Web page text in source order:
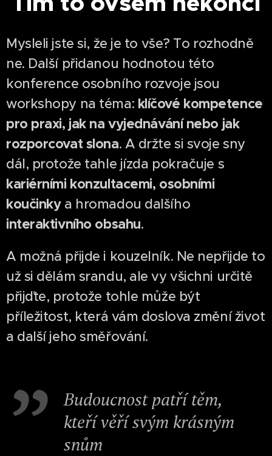
Mysleli jste si, že je to vše? To rozhodně
ne. Další přidanou hodnotou této
konference osobního rozvoje jsou
workshopy na téma: klíčové kompetence
pro praxi, jak na vyjednávání nebo jak
rozporcovat slona. A držte si svoje sny
dál, protože tahle jízda pokračuje s
kariérními konzultacemi, osobními
koučinkya hromadou dalšího
interaktivního obsahu.
A možná přijde i kouzelník. Ne nepřijde to
už si dělám srandu, ale vy všichni určitě
přijďte, protože tohle může být
příležitost, která vám doslova změní život
a další jeho směřování.
Budoucnost patří těm,
kteří věří svým krásným
snům